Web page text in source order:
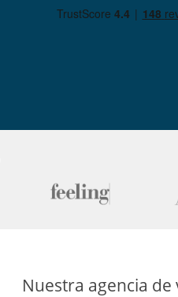
Nuestra agencia de